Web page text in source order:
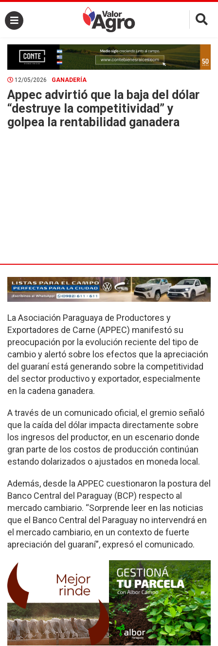
×
12/05/2026 GANADERÍA
Appec advirtió que la baja del dólar
“destruye la competitividad” y
golpea la rentabilidad ganadera
La Asociación Paraguaya de Productores y
Exportadores de Carne (APPEC) manifestó su
preocupación por la evolución reciente del tipo de
cambio y alertó sobre los efectos que la apreciación
del guaraní está generando sobre la competitividad
del sector productivo y exportador, especialmente
en la cadena ganadera.
A través de un comunicado oficial, el gremio señaló
que la caída del dólar impacta directamente sobre
los ingresos del productor, en un escenario donde
gran parte de los costos de producción continúan
estando dolarizados o ajustados en moneda local.
Además, desde la APPEC cuestionaron la postura del
Banco Central del Paraguay (BCP) respecto al
mercado cambiario. “Sorprende leer en las noticias
que el Banco Central del Paraguay no intervendrá en
el mercado cambiario, en un contexto de fuerte
apreciación del guaraní”, expresó el comunicado.